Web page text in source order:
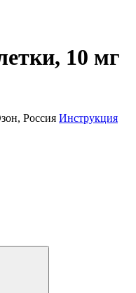
10 мг
Россия Инструкция